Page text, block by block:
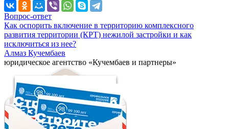
Вопрос-ответ
Как оспорить включение в территорию комплексного
развития территории (КРТ) нежилой застройки и как
исключиться из нее?
Алмаз Кучембаев
юридическое агентство «Кучембаев и партнеры»